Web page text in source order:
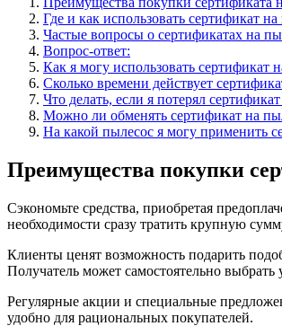
Где и как использовать сертификат
Частые вопросы о сертификатах на
Вопрос-ответ:
Как я могу использовать сертификат
Сколько времени действует
Что делать, если я потерял
Можно ли обменять сертификат на
На какой пылесос я могу применить
Преимущества покупки
Сэкономьте средства, приобретая
необходимости сразу тратить крупную
Клиенты ценят возможность подарить
Получатель может самостоятельно
Регулярные акции и специальные
удобно для рациональных покупателей.